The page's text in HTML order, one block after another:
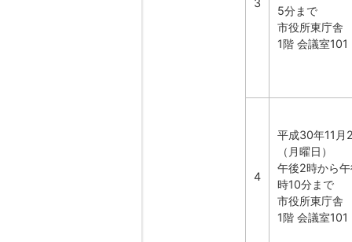
3
5分まで
市役所東庁舎
1階 会議室101
4
平成30年11月
（月曜日）
午後2時から
時10分まで
市役所東庁舎
1階 会議室101